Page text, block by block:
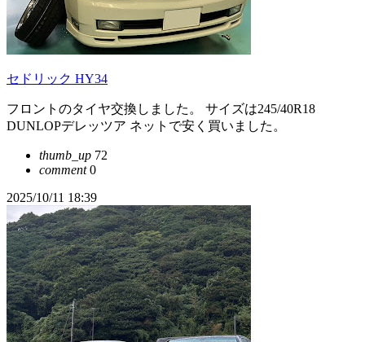
セドリック HY34
フロントのタイヤ交換しました。 サイズは245/40R18
DUNLOPデレッツア ネットで安く買いました。
thumb_up 72
comment0
2025/10/11 18:39